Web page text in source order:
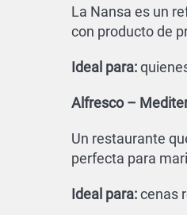
La Nansa es un
con producto de
Ideal para:
Alfresco –
Un restaurante
perfecta para
Ideal para:cenas